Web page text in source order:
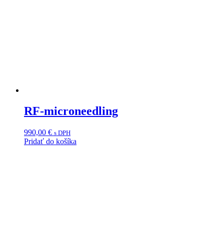
RF-microneedling
990,00 € s DPH
Pridať do košíka